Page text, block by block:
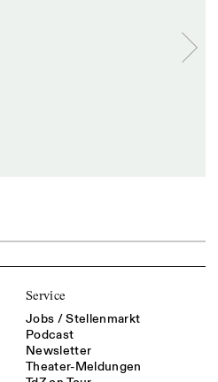
Service
Jobs / Stellenmarkt
Podcast
Newsletter
Theater-Meldungen